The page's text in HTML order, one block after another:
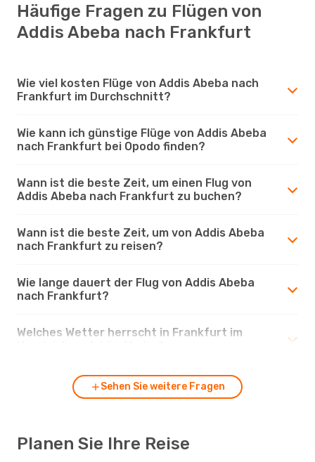
Häufige Fragen zu Flügen von
Addis Abeba nach Frankfurt
Wie viel kosten Flüge von Addis Abeba nach
Frankfurt im Durchschnitt?
Wie kann ich günstige Flüge von Addis Abeba
nach Frankfurt bei Opodo finden?
Wann ist die beste Zeit, um einen Flug von
Addis Abeba nach Frankfurt zu buchen?
Wann ist die beste Zeit, um von Addis Abeba
nach Frankfurt zu reisen?
Wie lange dauert der Flug von Addis Abeba
nach Frankfurt?
Welches Wetter herrscht in Frankfurt im
Sehen Sie weitere Fragen
Planen Sie Ihre Reise